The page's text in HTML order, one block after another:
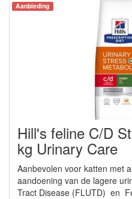
Aanbieding
Hill's feline C/D
kg Urinary Care
Aanbevolen voor katten met
aandoening van de lagere
Tract Disease (FLUTD) en